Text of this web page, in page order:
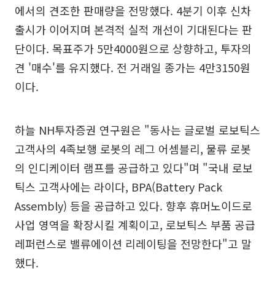
에서의 견조한 판매량을 전망했다. 4분기 이후 신차
출시가 이어지며 본격적 실적 개선이 기대된다는 판
단이다. 목표주가 5만4000원으로 상향하고, 투자의
견 '매수'를 유지했다. 전 거래일 종가는 4만3150원
이다.
하늘 NH투자증권 연구원은 "동사는 글로벌 로보틱스
고객사의 4족보행 로봇의 레그 어셈블리, 물류 로봇
의 인디케이터 램프를 공급하고 있다"며 "국내 로보
틱스 고객사에는 라이다, BPA(Battery Pack
Assembly) 등을 공급하고 있다. 향후 휴머노이드로
사업 영역을 확장시킬 계획이고, 로보틱스 부품 공급
레퍼런스로 밸류에이션 리레이팅을 전망한다"고 말
했다.